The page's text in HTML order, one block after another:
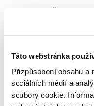
Táto webstránka
Přizpůsobení obsahu a
sociálních médií a
soubory cookie.
to najlepšie jedlo na
Detské príkrmy sú
s uznávanými
konzervanty
nich môžu deti od
predstavujú ideálnu